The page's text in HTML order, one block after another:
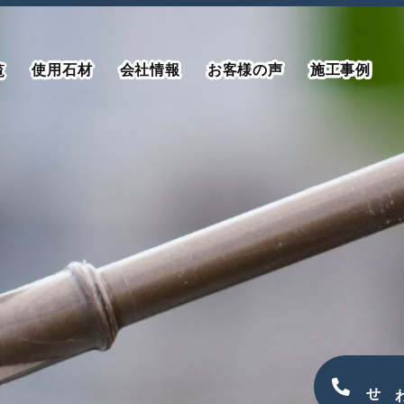
使用石材 会社情報 お客様の声 施工事例
電話でお問い合わせ